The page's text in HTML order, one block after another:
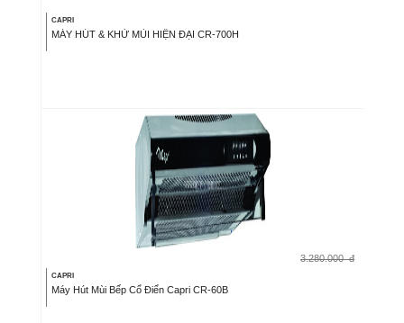
CAPRI
MÁY HÚT & KHỬ MÙI HIỆN ĐẠI CR-700H
3.280.000 đ
CAPRI
Máy Hút Mùi Bếp Cổ Điển Capri CR-60B